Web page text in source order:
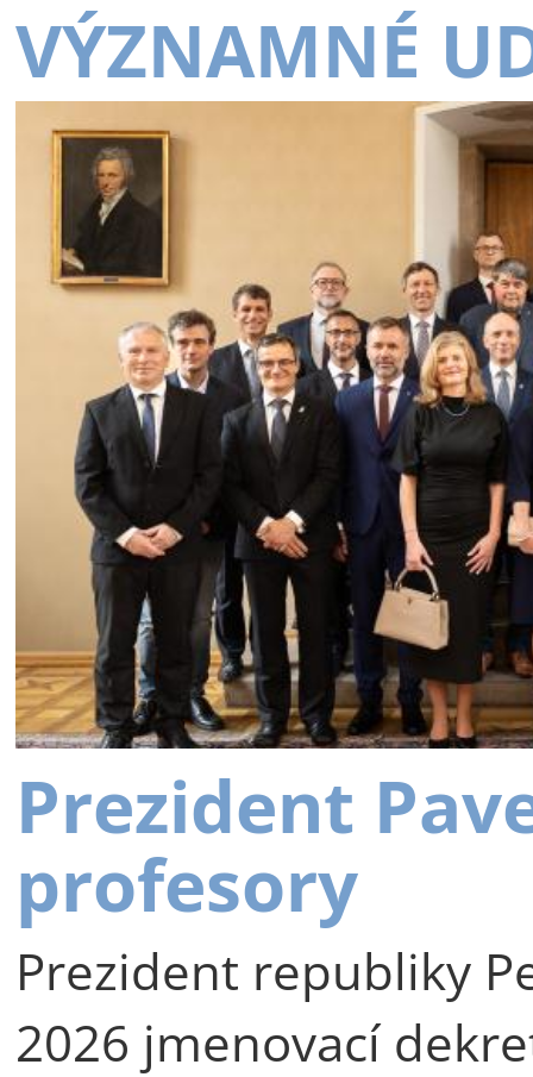
VÝZNAMNÉ
Prezident
profesory
Prezident republiky
2026 jmenovací